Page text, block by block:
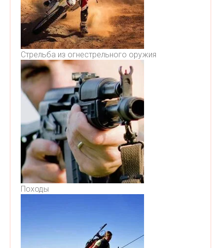
Стрельба из огнестрельного оружия
Походы